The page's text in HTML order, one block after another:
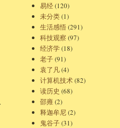
易经(120)
未分类(1)
生活感悟(291)
科技观察 (97)
经济学(18)
老子(91)
袁了凡(4)
计算机技术(82)
读历史 (68)
邵雍(2)
释迦牟尼(2)
鬼谷子(31)